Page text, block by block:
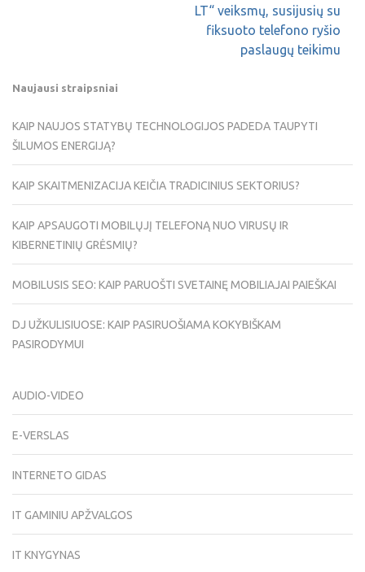
LT“ veiksmų, susijusių su
fiksuoto telefono ryšio
paslaugų teikimu
Naujausi straipsniai
KAIP NAUJOS STATYBŲ TECHNOLOGIJOS PADEDA TAUPYTI
ŠILUMOS ENERGIJĄ?
KAIP SKAITMENIZACIJA KEIČIA TRADICINIUS SEKTORIUS?
KAIP APSAUGOTI MOBILŲJĮ TELEFONĄ NUO VIRUSŲ IR
KIBERNETINIŲ GRĖSMIŲ?
MOBILUSIS SEO: KAIP PARUOŠTI SVETAINĘ MOBILIAJAI PAIEŠKAI
DJ UŽKULISIUOSE: KAIP PASIRUOŠIAMA KOKYBIŠKAM
PASIRODYMUI
AUDIO-VIDEO
E-VERSLAS
INTERNETO GIDAS
IT GAMINIU APŽVALGOS
IT KNYGYNAS